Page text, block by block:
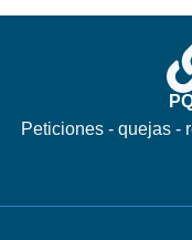
Peticiones - quejas -